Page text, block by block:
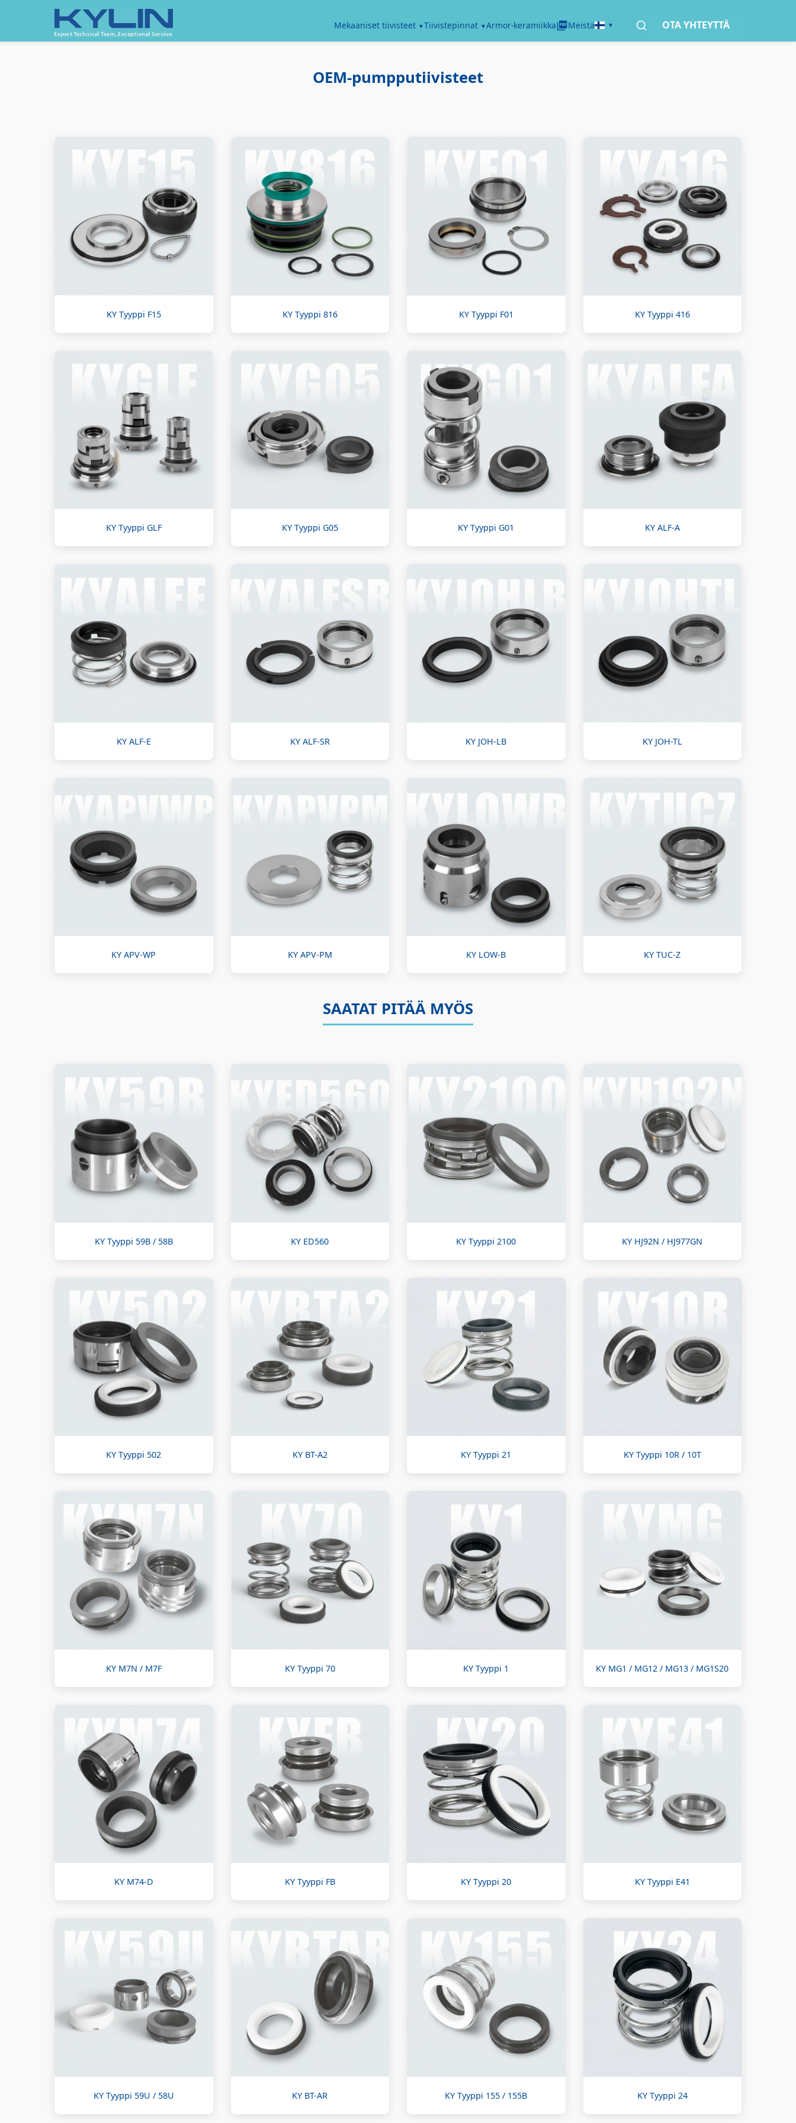
Mekaaniset tiivisteet Tiivistepinnat Armor-keramiikka Meistä OTA YHTEYTTÄ
OEM-pumpputiivisteet
KY Tyyppi F15 KY Tyyppi 816 KY Tyyppi F01 KY Tyyppi 416
KY Tyyppi GLF KY Tyyppi G05 KY Tyyppi G01 KY ALF-A
KY ALF-E KY ALF-SR KY JOH-LB KY JOH-TL
KY APV-WP KY APV-PM KY LOW-B KY TUC-Z
SAATAT PITÄÄ MYÖS
KY Tyyppi 59B / 58B KY ED560 KY Tyyppi 2100 KY HJ92N / HJ977GN
KY Tyyppi 502 KY BT-A2 KY Tyyppi 21 KY Tyyppi 10R / 10T
KY M7N / M7F KY Tyyppi 70 KY Tyyppi 1 KY MG1 / MG12 / MG13 / MG1S20
KY M74-D KY Tyyppi FB KY Tyyppi 20 KY Tyyppi E41
KY Tyyppi 59U / 58U KY BT-AR KY Tyyppi 155 / 155B KY Tyyppi 24